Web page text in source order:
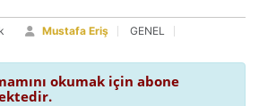
Mustafa Eriş GENEL
okumak için abone